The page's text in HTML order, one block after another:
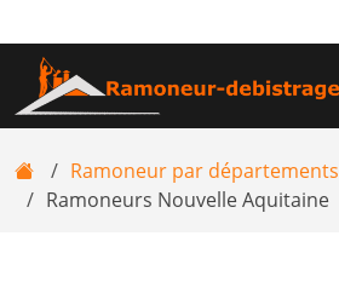
Ramoneur par départements
Ramoneurs Nouvelle Aquitaine